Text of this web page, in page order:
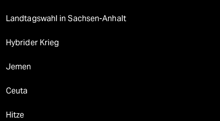
Landtagswahl in Sachsen-Anhalt
Hybrider Krieg
Jemen
Ceuta
Hitze